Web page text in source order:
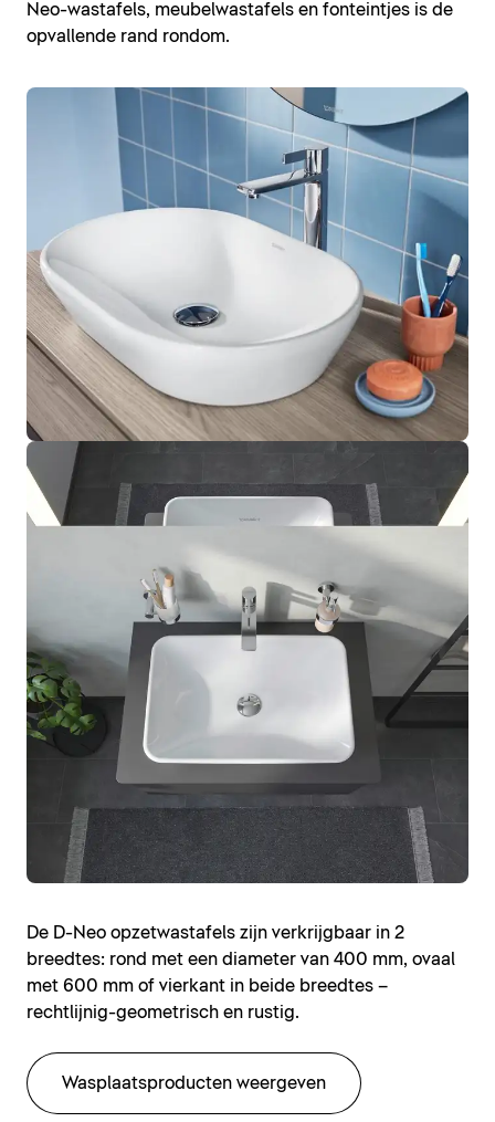
Neo-wastafels, meubelwastafels en fonteintjes is de
opvallende rand rondom.
De D-Neo opzetwastafels zijn verkrijgbaar in 2
breedtes: rond met een diameter van 400 mm, ovaal
met 600 mm of vierkant in beide breedtes –
rechtlijnig-geometrisch en rustig.
Wasplaatsproducten weergeven